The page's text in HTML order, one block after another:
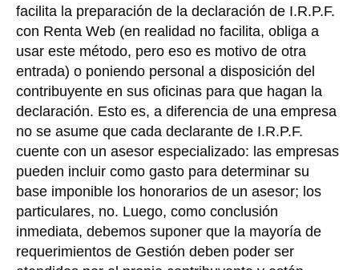
facilita la preparación de la declaración de I.R.P.F.
con Renta Web (en realidad no facilita, obliga a
usar este método, pero eso es motivo de otra
entrada) o poniendo personal a disposición del
contribuyente en sus oficinas para que hagan la
declaración. Esto es, a diferencia de una empresa
no se asume que cada declarante de I.R.P.F.
cuente con un asesor especializado: las empresas
pueden incluir como gasto para determinar su
base imponible los honorarios de un asesor; los
particulares, no. Luego, como conclusión
inmediata, debemos suponer que la mayoría de
requerimientos de Gestión deben poder ser